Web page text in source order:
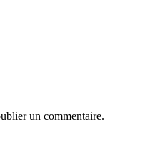
un commentaire.